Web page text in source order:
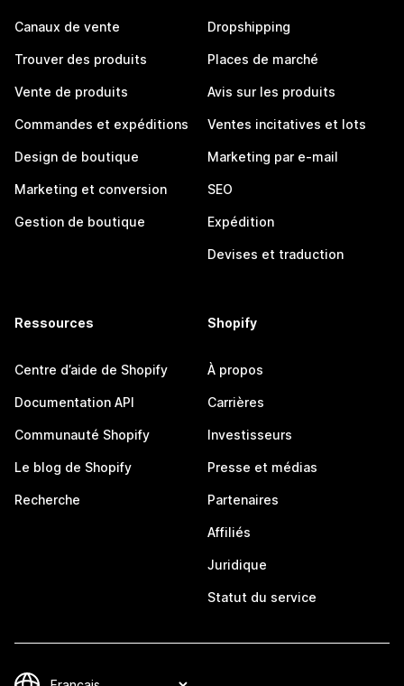
Canaux de vente
Trouver des produits
Vente de produits
Commandes et expéditions
Design de boutique
Marketing et conversion
Gestion de boutique
Dropshipping
Places de marché
Avis sur les produits
Ventes incitatives et lots
Marketing par e-mail
SEO
Expédition
Devises et traduction
Ressources
Centre d’aide de Shopify
Documentation API
Communauté Shopify
Le blog de Shopify
Recherche
Shopify
À propos
Carrières
Investisseurs
Presse et médias
Partenaires
Affiliés
Juridique
Statut du service